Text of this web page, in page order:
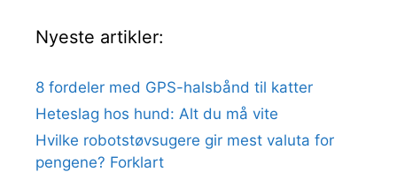
Nyeste artikler:
8 fordeler med GPS-halsbånd til katter
Heteslag hos hund: Alt du må vite
Hvilke robotstøvsugere gir mest valuta for
pengene? Forklart